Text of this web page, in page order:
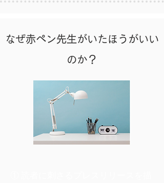
なぜ赤ペン先生がいたほうがいい
のか？